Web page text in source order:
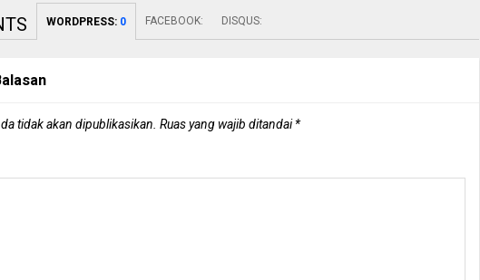
WORDPRESS: 0 FACEBOOK: DISQUS:
tidak akan dipublikasikan. Ruas yang wajib ditandai*